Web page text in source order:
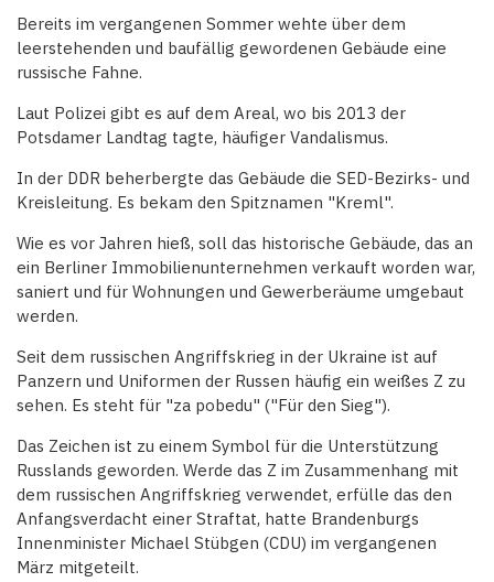
Bereits im vergangenen Sommer wehte über dem
leerstehenden und baufällig gewordenen Gebäude eine
russische Fahne.
Laut Polizei gibt es auf dem Areal, wo bis 2013 der
Potsdamer Landtag tagte, häufiger Vandalismus.
In der DDR beherbergte das Gebäude die SED-Bezirks- und
Kreisleitung. Es bekam den Spitznamen "Kreml".
Wie es vor Jahren hieß, soll das historische Gebäude, das an
ein Berliner Immobilienunternehmen verkauft worden war,
saniert und für Wohnungen und Gewerberäume umgebaut
werden.
Seit dem russischen Angriffskrieg in der Ukraine ist auf
Panzern und Uniformen der Russen häufig ein weißes Z zu
sehen. Es steht für "za pobedu" ("Für den Sieg").
Das Zeichen ist zu einem Symbol für die Unterstützung
Russlands geworden. Werde das Z im Zusammenhang mit
dem russischen Angriffskrieg verwendet, erfülle das den
Anfangsverdacht einer Straftat, hatte Brandenburgs
Innenminister Michael Stübgen (CDU) im vergangenen
März mitgeteilt.